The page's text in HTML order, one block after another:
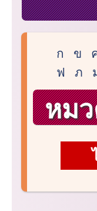
ก ข
ฟ
ภ
หม